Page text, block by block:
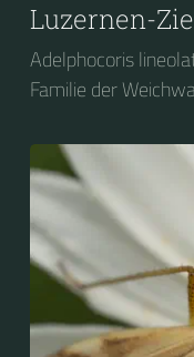
Luzernen-
Adelphocoris
Familie der